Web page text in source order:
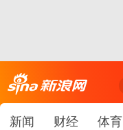
新闻 财经 体育